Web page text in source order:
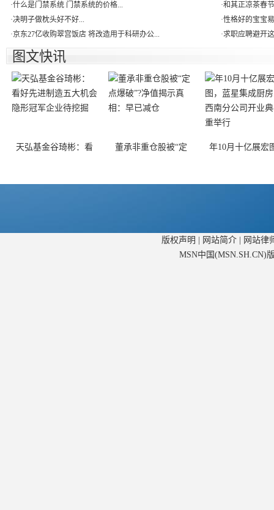
·什么是门禁系统 门禁系统的价格...
·决明子做枕头好不好...
·京东27亿收购翠宫饭店 将改造用于科研办公...
·和其正凉茶春
·性格好的宝宝
·求职应聘避开
图文快讯
天弘基金谷琦彬：看 董承非重仓股被“定 年10月十亿展宏
版权声明 网站简介|
网站律
MSN中国(MSN.SH.CN)